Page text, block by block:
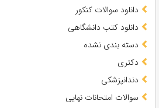
دانلود سوالات کنکور
دانلود کتب دانشگاهی
دسته بندی نشده
دکتری
دندانپزشکی
سوالات امتحانات نهایی